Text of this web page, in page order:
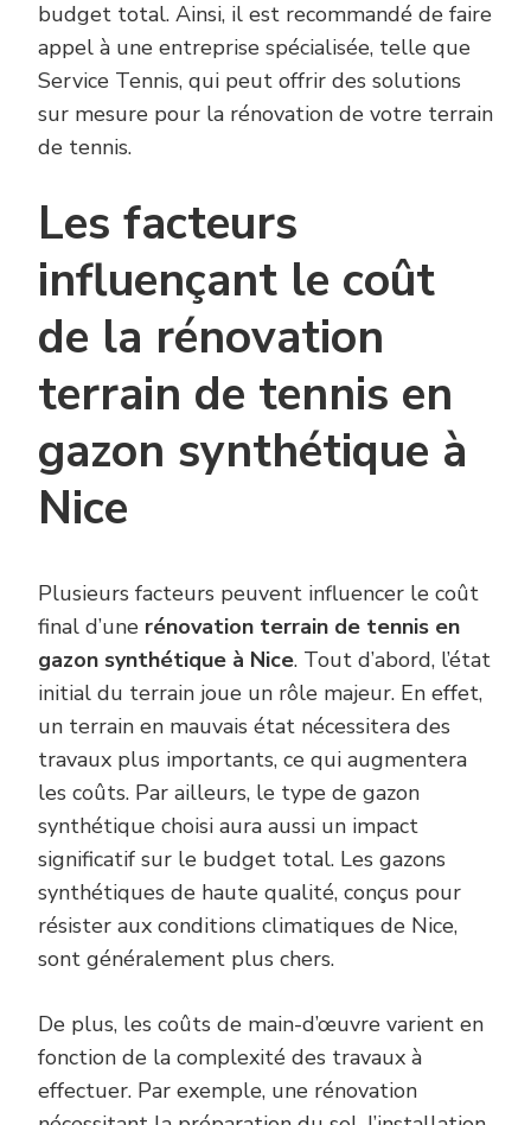
budget total. Ainsi, il est recommandé de faire
appel à une entreprise spécialisée, telle que
Service Tennis, qui peut offrir des solutions
sur mesure pour la rénovation de votre terrain
de tennis.
Les facteurs
influençant le coût
de la rénovation
terrain de tennis en
gazon synthétique à
Nice
Plusieurs facteurs peuvent influencer le coût
final d’une rénovation terrain de tennis en
gazon synthétique à Nice. Tout d’abord, l’état
initial du terrain joue un rôle majeur. En effet,
un terrain en mauvais état nécessitera des
travaux plus importants, ce qui augmentera
les coûts. Par ailleurs, le type de gazon
synthétique choisi aura aussi un impact
significatif sur le budget total. Les gazons
synthétiques de haute qualité, conçus pour
résister aux conditions climatiques de Nice,
sont généralement plus chers.
De plus, les coûts de main-d’œuvre varient en
fonction de la complexité des travaux à
effectuer. Par exemple, une rénovation